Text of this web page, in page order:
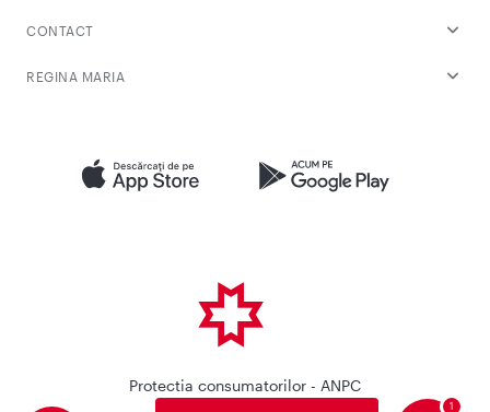
CONTACT
REGINA MARIA
Protectia consumatorilor - ANPC